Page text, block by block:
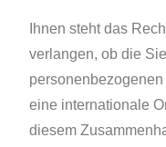
Ihnen steht das
verlangen, ob die
eine internationale
diesem